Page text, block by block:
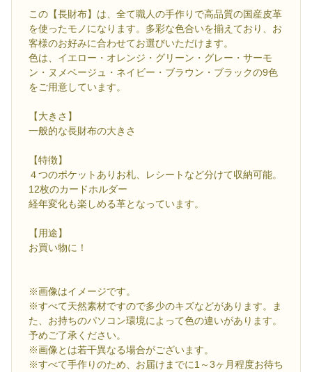
この【長財布】は、全て職人の手作りで高品質の国産皮革
を使ったモノになります。多彩な色合いを揃えており、お
客様のお好みに合わせてお選びいただけます。
色は、イエロー・オレンジ・グリーン・グレー・サーモ
ン・ヌメベージュ・ネイビー・ブラウン・ブラックの9色
をご用意しています。
【大きさ】
一般的な長財布の大きさ
【特徴】
４つのポケットありお札、レシートなど分けて収納可能。
12枚のカードホルダー
経年変化も楽しめる革となっています。
【用途】
お買い物に！
※画像はイメージです。
※すべて天然素材ですので多少のキズなどがあります。ま
た、お持ちのパソコン環境によって色の違いがあります。
予めご了承ください。
※画像とは若干異なる場合がございます。
※すべて手作りのため、お届けまでに1～3ヶ月程度お待ち